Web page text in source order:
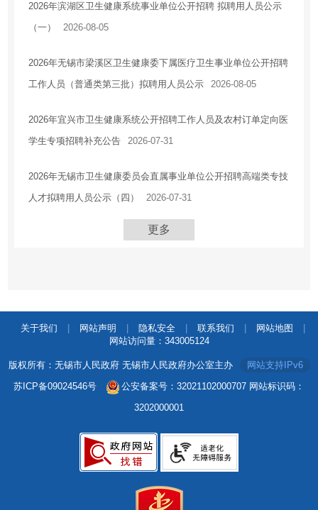
2026年滨湖区卫生健康系统事业单位公开招聘 拟聘用人员公示
（一）
2026-08-05
2026年无锡市梁溪区卫生健康委下属医疗卫生事业单位公开招聘
工作人员（普通类第三批）拟聘用人员公示
2026-08-05
2026年宜兴市卫生健康系统公开招聘工作人员及农村订单定向医
学生专项招聘补充公告
2026-07-31
2026年无锡市卫生健康委员会直属事业单位公开招聘高端类专技
人才拟聘用人员公示（四）
2026-07-31
更多
关于我们 网站声明 隐私安全 联系我们 网站地图
网站访问量： 343005124
版权所有：无锡市人民政府 无锡市人民政府办公室主办
网站支持IPv6
苏ICP备09024546号
公安备案号：32021102000707 网站标识码：
3202000001